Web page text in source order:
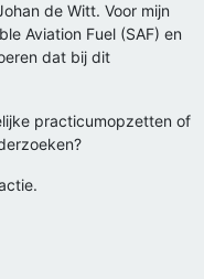
de Witt. Voor mijn
Aviation Fuel (SAF) en
dat bij dit
practicumopzetten of